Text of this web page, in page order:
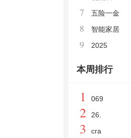
7 五险一金
8 智能家居
9 2025
本周排行
1 069
2 26.
3 cra